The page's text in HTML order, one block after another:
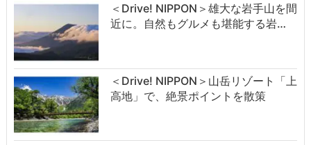
＜Drive! NIPPON＞雄大な岩手山を間
近に。自然もグルメも堪能する岩…
＜Drive! NIPPON＞山岳リゾート「上
高地」で、絶景ポイントを散策